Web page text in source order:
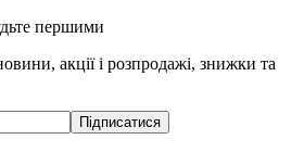
першими
акції і розпродажі, знижки та
Підписатися